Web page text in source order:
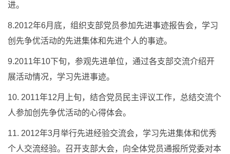
进。
8.2012年6月底，组织支部党员参加先进事迹报告会，学习
创先争优活动的先进集体和先进个人的事迹。
9.2011年10下旬，参观先进单位，通过各支部交流介绍开
展活动情况，学习先进事迹。
10. 2011年12月上旬，结合党员民主评议工作，总结交流个
人参加创先争优活动的心得体会。
11. 2012年3月举行先进经验交流会，学习先进集体和优秀
个人交流经验。召开支部大会，向全体党员通报所党委对本